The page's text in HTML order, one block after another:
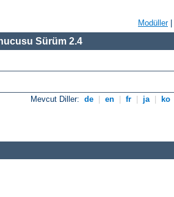
Modüller|
Sürüm 2.4
Mevcut Diller: de en fr ja ko